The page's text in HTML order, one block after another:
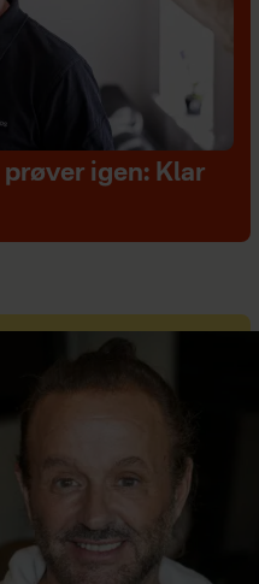
igen: Klar